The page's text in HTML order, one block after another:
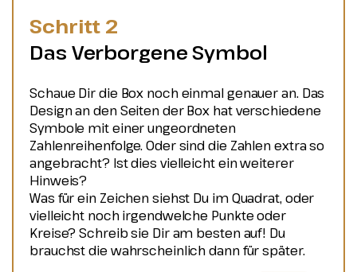
Schritt 2
Das Verborgene Symbol
Schaue Dir die Box noch einmal genauer an. Das
Design an den Seiten der Box hat verschiedene
Symbole mit einer ungeordneten
Zahlenreihenfolge. Oder sind die Zahlen extra so
angebracht? Ist dies vielleicht ein weiterer
Hinweis?
Was für ein Zeichen siehst Du im Quadrat, oder
vielleicht noch irgendwelche Punkte oder
Kreise? Schreib sie Dir am besten auf! Du
brauchst die wahrscheinlich dann für später.